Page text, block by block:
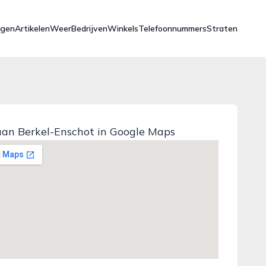
ArtikelenWeerBedrijvenWinkelsTelefoonnummersStraten
Berkel-Enschot in Google Maps